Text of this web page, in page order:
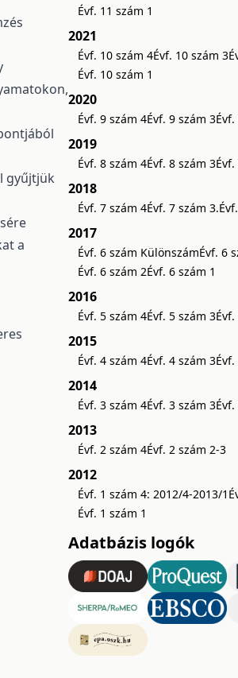
gyűjtjük
a
Évf. 11 szám 1
2021
Évf. 10 szám 4Évf. 10 szám 3
Évf. 10 szám 1
2020
Évf. 9 szám 4Évf. 9 szám 3
2019
Évf. 8 szám 4Évf. 8 szám 3
2018
Évf. 7 szám 4Évf. 7 szám 3.
2017
Évf. 6 szám KülönszámÉvf. 6
Évf. 6 szám 2Évf. 6 szám 1
2016
Évf. 5 szám 4Évf. 5 szám 3
2015
Évf. 4 szám 4Évf. 4 szám 3
2014
Évf. 3 szám 4Évf. 3 szám 3
2013
Évf. 2 szám 4Évf. 2 szám 2-3
2012
Évf. 1 szám 4: 2012/4-2013/1
Évf. 1 szám 1
Adatbázis logók